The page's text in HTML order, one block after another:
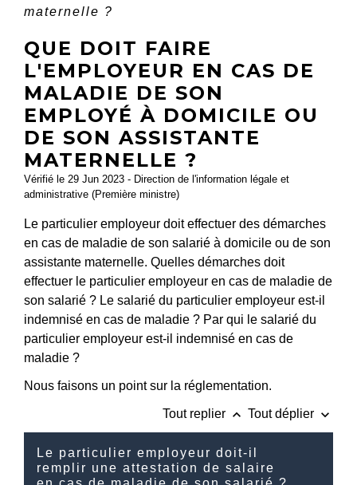
maternelle ?
QUE DOIT FAIRE
L'EMPLOYEUR EN CAS DE
MALADIE DE SON
EMPLOYÉ À DOMICILE OU
DE SON ASSISTANTE
MATERNELLE ?
Vérifié le 29 Jun 2023 - Direction de l'information légale et
administrative (Première ministre)
Le particulier employeur doit effectuer des démarches
en cas de maladie de son salarié à domicile ou de son
assistante maternelle. Quelles démarches doit
effectuer le particulier employeur en cas de maladie de
son salarié ? Le salarié du particulier employeur est-il
indemnisé en cas de maladie ? Par qui le salarié du
particulier employeur est-il indemnisé en cas de
maladie ?
Nous faisons un point sur la réglementation.
Tout replier keyboard_arrow_up Tout déplier keyboard_arrow_down
Le particulier employeur doit-il
remplir une attestation de salaire